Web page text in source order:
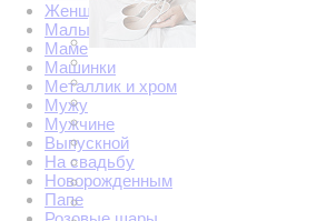
Женщине
Малышам
Маме
Машинки
Металлик и хром
Мужу
Мужчине
Выпускной
На свадьбу
Новорожденным
Папе